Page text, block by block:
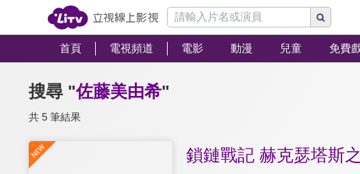
首頁 電視頻道 電影 動漫 兒童 免費
搜尋 "佐藤美由希"
共 5 筆結果
鎖鏈戰記 赫克瑟塔斯